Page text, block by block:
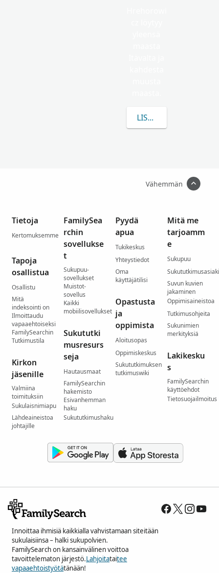
LISÄÄ TIETOA
Vähemmän
Tietoja
Kertomuksemme
Tapoja
osallistua
Osallistu
Mitä
indeksointi on
Ilmoittaudu
vapaaehtoiseksi
FamilySearchin
Tutkimustila
Kirkon
jäsenille
Valmiina
toimituksiin
Sukulaisnimiapu
Lähdeaineistoa
johtajille
FamilySea
rchin
sovellukse
t
Sukupuu-
sovellukset
Muistot-
sovellus
Kaikki
mobiilisovellukset
Sukututki
musresurs
seja
Hautausmaat
FamilySearchin
hakemisto
Esivanhemman
haku
Sukututkimushaku
Pyydä
apua
Tukikeskus
Yhteystiedot
Oma
käyttäjätilisi
Opastusta
ja
oppimista
Aloitusopas
Oppimiskeskus
Sukututkimuksen
tutkimuswiki
Mitä me
tarjoamm
e
Sukupuu
Suvun kuvien
jakaminen
Oppimisaineistoa
Tutkimusohjeita
Sukunimien
merkityksiä
Lakikesku
s
FamilySearchin
käyttöehdot
Tietosuojailmoitus
Innoittaa ihmisiä kaikkialla vahvistamaan siteitään
sukulaisiinsa – halki sukupolvien.
FamilySearch on kansainvälinen voittoa
tavoittelematon järjestö.Lahjoitataitee
vapaaehtoistyötätänään!